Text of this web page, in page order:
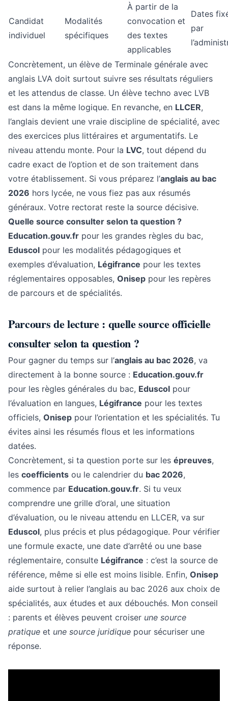
Candidat
individuel
Modalités
spécifiques
À partir de la
convocation et
des textes
applicables
Dates
par
Concrètement, un élève de Terminale générale avec
anglais LVA doit surtout suivre ses résultats réguliers
et les attendus de classe. Un élève techno avec LVB
est dans la même logique. En revanche, en LLCER,
l’anglais devient une vraie discipline de spécialité, avec
des exercices plus littéraires et argumentatifs. Le
niveau attendu monte. Pour la LVC, tout dépend du
cadre exact de l’option et de son traitement dans
votre établissement. Si vous préparez l’anglais au bac
2026 hors lycée, ne vous fiez pas aux résumés
généraux. Votre rectorat reste la source décisive.
Quelle source consulter selon ta question ?
Education.gouv.fr pour les grandes règles du bac,
Eduscol pour les modalités pédagogiques et
exemples d’évaluation, Légifrance pour les textes
réglementaires opposables, Onisep pour les repères
de parcours et de spécialités.
Parcours de lecture : quelle source officielle
consulter selon ta question ?
Pour gagner du temps sur l’anglais au bac 2026, va
directement à la bonne source : Education.gouv.fr
pour les règles générales du bac, Eduscol pour
l’évaluation en langues, Légifrance pour les textes
officiels, Onisep pour l’orientation et les spécialités. Tu
évites ainsi les résumés flous et les informations
datées.
Concrètement, si ta question porte sur les épreuves,
les coefficients ou le calendrier du bac 2026,
commence par Education.gouv.fr. Si tu veux
comprendre une grille d’oral, une situation
d’évaluation, ou le niveau attendu en LLCER, va sur
Eduscol, plus précis et plus pédagogique. Pour vérifier
une formule exacte, une date d’arrêté ou une base
réglementaire, consulte Légifrance : c’est la source de
référence, même si elle est moins lisible. Enfin, Onisep
aide surtout à relier l’anglais au bac 2026 aux choix de
spécialités, aux études et aux débouchés. Mon conseil
: parents et élèves peuvent croiser une source
pratique et une source juridique pour sécuriser une
réponse.